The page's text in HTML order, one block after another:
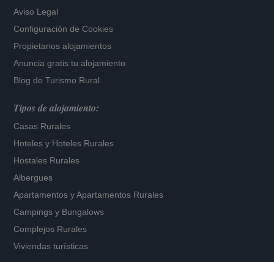
Aviso Legal
Configuración de Cookies
Propietarios alojamientos
Anuncia gratis tu alojamiento
Blog de Turismo Rural
Tipos de alojamiento:
Casas Rurales
Hoteles y Hoteles Rurales
Hostales Rurales
Albergues
Apartamentos yApartamentos Rurales
Campings y Bungalows
Complejos Rurales
Viviendas turísticas